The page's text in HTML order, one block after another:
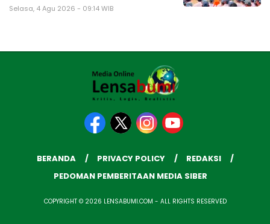
Selasa, 4 Agu 2026 - 09:14 WIB
BERANDA PRIVACY POLICY
REDAKSI
PEDOMAN PEMBERITAAN MEDIA SIBER
COPYRIGHT © 2026 LENSABUMI.COM - ALL RIGHTS RESERVED